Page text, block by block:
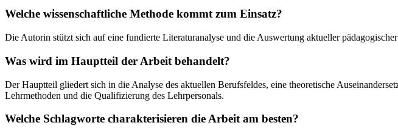
Welche wissenschaftliche Methode kommt zum Einsatz?
Die Autorin stützt sich auf eine fundierte Literaturanalyse und die Auswertung aktueller
Was wird im Hauptteil der Arbeit behandelt?
Der Hauptteil gliedert sich in die Analyse des aktuellen Berufsfeldes, eine theoretische
Lehrmethoden und die Qualifizierung des Lehrpersonals.
Welche Schlagworte charakterisieren die Arbeit am besten?